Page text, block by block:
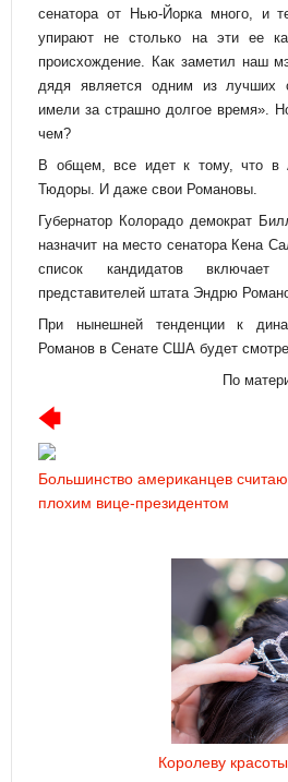
сенатора от Нью-Йорка много, и
упирают не столько на эти ее
происхождение. Как заметил наш
дядя является одним из лучших
имели за страшно долгое время».
чем?
В общем, все идет к тому, что в
Тюдоры. И даже свои Романовы.
Губернатор Колорадо демократ
назначит на место сенатора Кена
список кандидатов
представителей штата Эндрю
При нынешней тенденции к
Романов в Сенате США будет
По
Большинство американцев
плохим вице-президентом
Королеву